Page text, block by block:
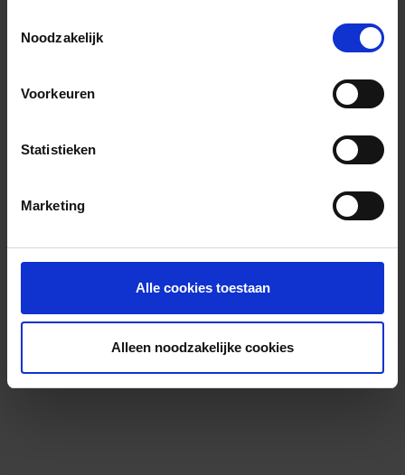
Noodzakelijk
Voorkeuren
Statistieken
Marketing
Alle cookies toestaan
Alleen noodzakelijke cookies